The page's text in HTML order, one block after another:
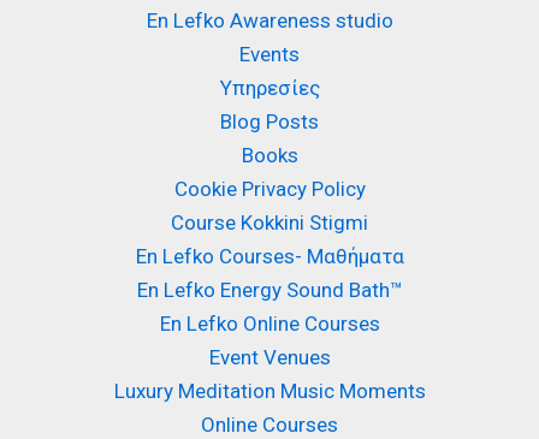
En Lefko Awareness studio
Events
Υπηρεσίες
Blog Posts
Books
Cookie Privacy Policy
Course Kokkini Stigmi
En Lefko Courses- Μαθήματα
En Lefko Energy Sound Bath™
En Lefko Online Courses
Event Venues
Luxury Meditation Music Moments
Online Courses